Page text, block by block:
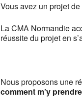
Vous avez un projet
La CMA Normandie
réussite du projet en
Nous proposons une
comment m’y